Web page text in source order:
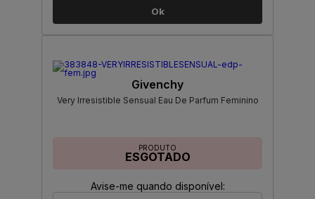
Ok
Givenchy
Very Irresistible Sensual Eau De Parfum Feminino
PRODUTO
ESGOTADO
Avise-me quando disponível: